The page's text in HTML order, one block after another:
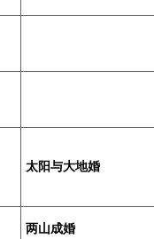
太阳与大地婚
两山成婚